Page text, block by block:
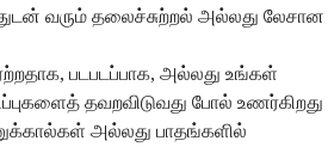
வரும் தலைச்சுற்றல் அல்லது லேசான
படபடப்பாக, அல்லது உங்கள்
தவறவிடுவது போல் உணர்கிறது
அல்லது பாதங்களில்